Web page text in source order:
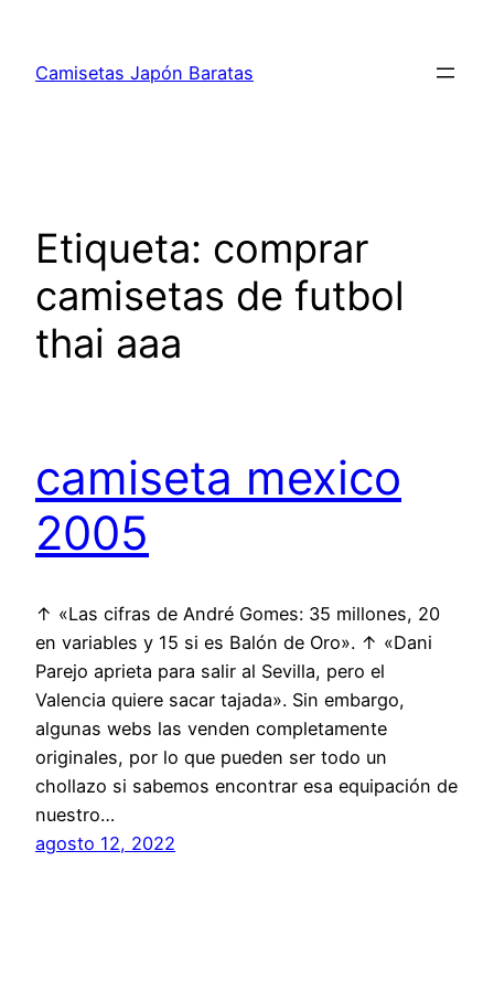
contenido
Camisetas Japón Baratas
Etiqueta: comprar
camisetas de futbol
thai aaa
camiseta mexico
2005
↑ «Las cifras de André Gomes: 35 millones, 20
en variables y 15 si es Balón de Oro». ↑ «Dani
Parejo aprieta para salir al Sevilla, pero el
Valencia quiere sacar tajada». Sin embargo,
algunas webs las venden completamente
originales, por lo que pueden ser todo un
chollazo si sabemos encontrar esa equipación de
nuestro…
agosto 12, 2022